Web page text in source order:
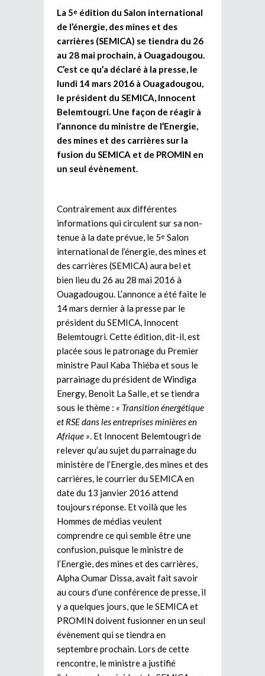
La 5e édition du Salon international
de l’énergie, des mines et des
carrières (SEMICA) se tiendra du 26
au 28 mai prochain, à Ouagadougou.
C’est ce qu’a déclaré à la presse, le
lundi 14 mars 2016 à Ouagadougou,
le président du SEMICA, Innocent
Belemtougri. Une façon de réagir à
l’annonce du ministre de l’Energie,
des mines et des carrières sur la
fusion du SEMICA et de PROMIN en
un seul évènement.
Contrairement aux différentes
informations qui circulent sur sa non-
tenue à la date prévue, le 5e Salon
international de l’énergie, des mines et
des carrières (SEMICA) aura bel et
bien lieu du 26 au 28 mai 2016 à
Ouagadougou. L’annonce a été faite le
14 mars dernier à la presse par le
président du SEMICA, Innocent
Belemtougri. Cette édition, dit-il, est
placée sous le patronage du Premier
ministre Paul Kaba Thiéba et sous le
parrainage du président de Windiga
Energy, Benoit La Salle, et se tiendra
sous le thème : « Transition énergétique
et RSE dans les entreprises minières en
Afrique ». Et Innocent Belemtougri de
relever qu’au sujet du parrainage du
ministère de l’Energie, des mines et des
carrières, le courrier du SEMICA en
date du 13 janvier 2016 attend
toujours réponse. Et voilà que les
Hommes de médias veulent
comprendre ce qui semble être une
confusion, puisque le ministre de
l’Energie, des mines et des carrières,
Alpha Oumar Dissa, avait fait savoir
au cours d’une conférence de presse, il
y a quelques jours, que le SEMICA et
PROMIN doivent fusionner en un seul
évènement qui se tiendra en
septembre prochain. Lors de cette
rencontre, le ministre a justifié